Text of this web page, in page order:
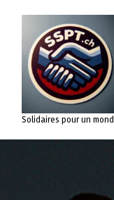
contenu
Solidaires pour un